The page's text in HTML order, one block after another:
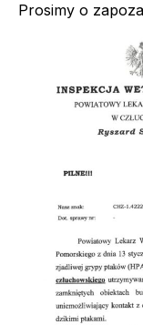
Prosimy o